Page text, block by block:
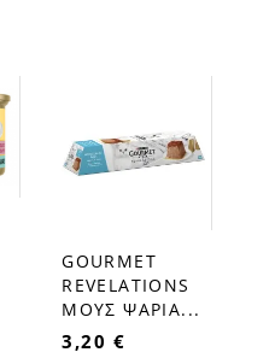
favorite_border
GOURMET
REVELATIONS
ΜΟΥΣ ΨΑΡΙΑ...
3,20 €